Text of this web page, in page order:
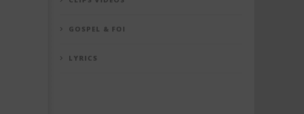
GOSPEL & FOI
LYRICS